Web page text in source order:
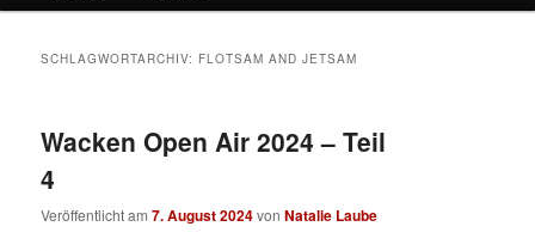
SCHLAGWORTARCHIV: FLOTSAM AND JETSAM
Wacken Open Air 2024 – Teil
4
Veröffentlicht am7. August 2024vonNatalie Laube